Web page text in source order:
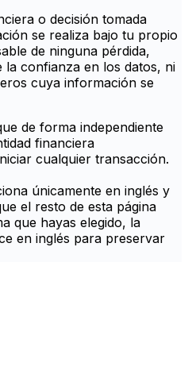
o decisión tomada
se realiza bajo tu propio
de ninguna pérdida,
la confianza en los datos, ni
cuya información se
de forma independiente
financiera
cualquier transacción.
únicamente en inglés y
el resto de esta página
que hayas elegido, la
en inglés para preservar